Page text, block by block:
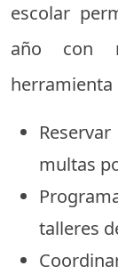
escolar
año con
herramienta
multas
talleres